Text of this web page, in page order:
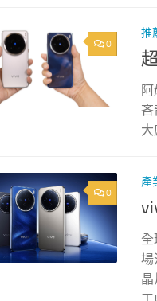
0
推
吝
大
0
產
場